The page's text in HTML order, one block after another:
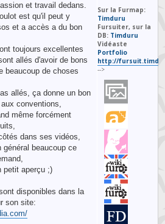
et travail dedans.
est qu'il peut y
et a accès a du bon
toujours excellentes
allés d'avoir de bons
beaucoup de choses
allés, ça donne un bon
conventions,
même forcément
dans ses vidéos,
beaucoup ce
petit aperçu ;)
disponibles dans la
son site:
Sur la Furmap:
Timduru
Fursuiter, sur la
DB: Timduru
Vidéaste
Portfolio
http://
-->